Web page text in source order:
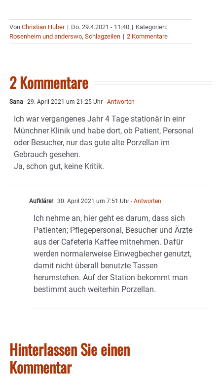
Von Christian Huber | Do. 29.4.2021 - 11:40 | Kategorien:
Rosenheim und anderswo, Schlagzeilen | 2 Kommentare
2 Kommentare
Sana 29. April 2021 um 21:25 Uhr - Antworten
Ich war vergangenes Jahr 4 Tage stationär in einr
Münchner Klinik und habe dort, ob Patient, Personal
oder Besucher, nur das gute alte Porzellan im
Gebrauch gesehen.
Ja, schon gut, keine Kritik.
Aufklärer 30. April 2021 um 7:51 Uhr - Antworten
Ich nehme an, hier geht es darum, dass sich
Patienten; Pflegepersonal, Besucher und Ärzte
aus der Cafeteria Kaffee mitnehmen. Dafür
werden normalerweise Einwegbecher genutzt,
damit nicht überall benutzte Tassen
herumstehen. Auf der Station bekommt man
bestimmt auch weiterhin Porzellan.
Hinterlassen Sie einen
Kommentar